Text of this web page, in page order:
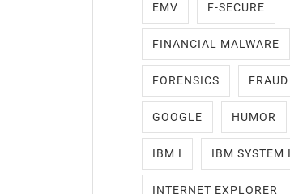
EMV F-SECURE
FINANCIAL MALWARE
FORENSICS FRAUD
GOOGLE HUMOR
IBM I IBM SYSTEM I
INTERNET EXPLORER